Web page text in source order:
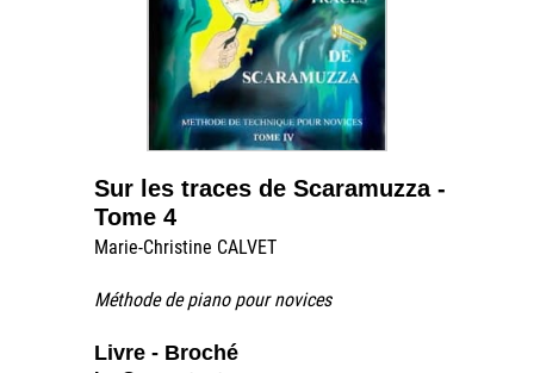
Sur les traces de Scaramuzza -
Tome 4
Marie-Christine CALVET
Méthode de piano pour novices
Livre - Broché